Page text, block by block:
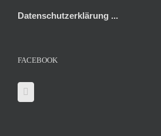
Datenschutzerklärung ...
FACEBOOK